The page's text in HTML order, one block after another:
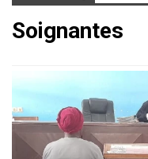
Soignantes